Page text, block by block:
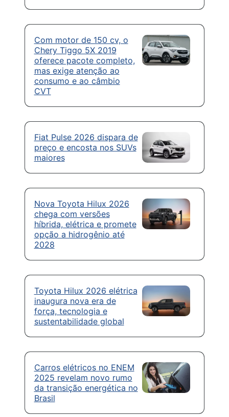
Com motor de 150 cv, o
Chery Tiggo 5X 2019
oferece pacote completo,
mas exige atenção ao
consumo e ao câmbio
CVT
Fiat Pulse 2026 dispara de
preço e encosta nos SUVs
maiores
Nova Toyota Hilux 2026
chega com versões
híbrida, elétrica e promete
opção a hidrogênio até
2028
Toyota Hilux 2026 elétrica
inaugura nova era de
força, tecnologia e
sustentabilidade global
Carros elétricos no ENEM
2025 revelam novo rumo
da transição energética no
Brasil